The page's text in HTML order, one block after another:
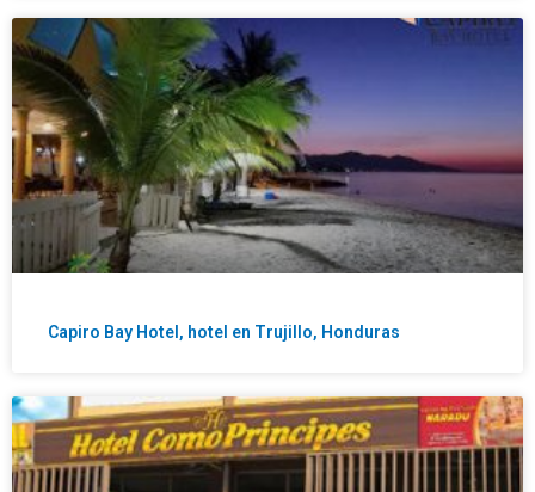
Capiro Bay Hotel, hotel en Trujillo, Honduras